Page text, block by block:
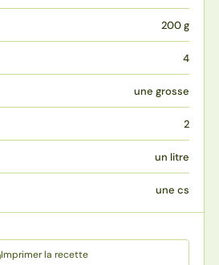
200 g
4
une grosse
2
un litre
une cs
Imprimer la recette